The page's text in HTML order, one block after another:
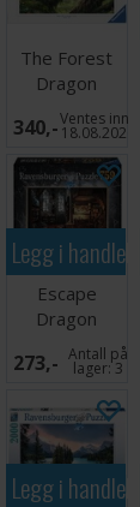
The Forest
Dragon
Awakes 3000
biter
340,-Ventes inn
18.08.2026
Legg i
Escape
Dragon
Laboratory
759 biter
273,- Antall på
lager:3
Legg i